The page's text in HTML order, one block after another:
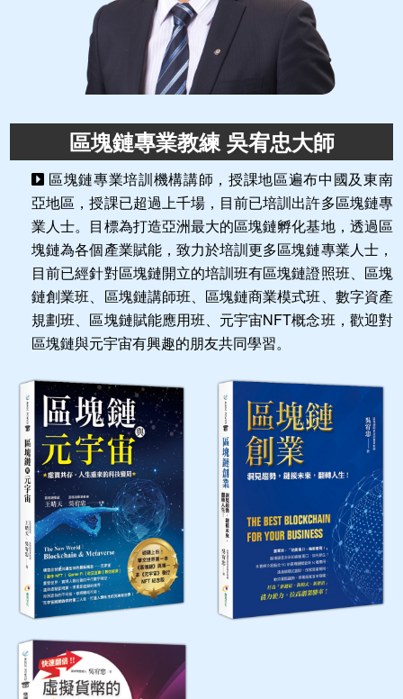
區塊鏈專業教練 吳宥忠大師
區塊鏈專業培訓機構講師，授課地區遍布中國及東南
亞地區，授課已超過上千場，目前已培訓出許多區塊鏈專
業人士。目標為打造亞洲最大的區塊鏈孵化基地，透過區
塊鏈為各個產業賦能，致力於培訓更多區塊鏈專業人士，
目前已經針對區塊鏈開立的培訓班有區塊鏈證照班、區塊
鏈創業班、區塊鏈講師班、區塊鏈商業模式班、數字資產
規劃班、區塊鏈賦能應用班、元宇宙NFT概念班，歡迎對
區塊鏈與元宇宙有興趣的朋友共同學習。